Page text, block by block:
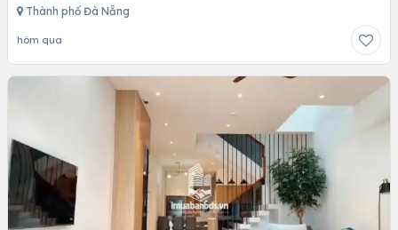
Thành phố Đà Nẵng
hôm qua